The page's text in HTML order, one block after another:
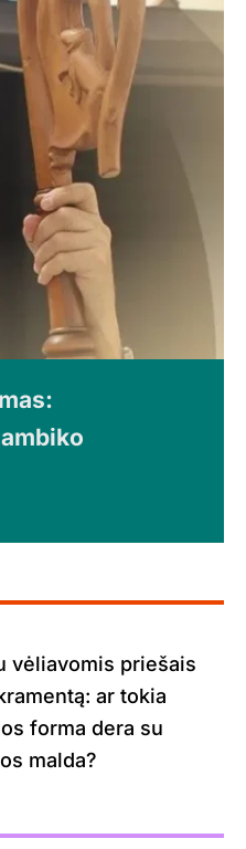
vėliavomis priešais
ar tokia
forma dera su
malda?